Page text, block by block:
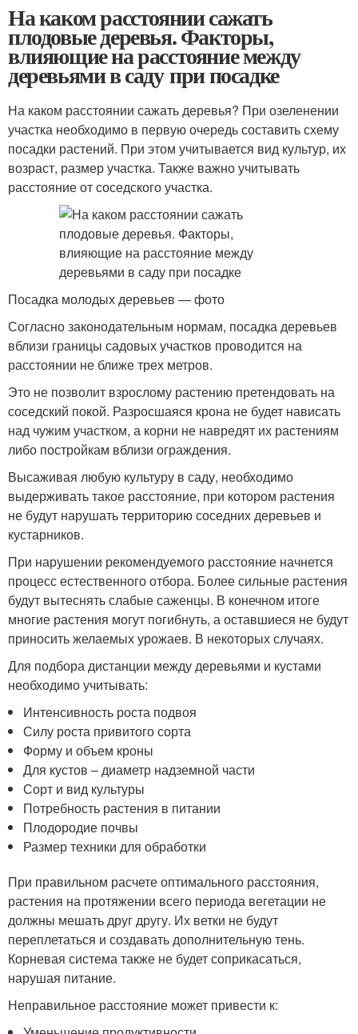
На каком расстоянии сажать
плодовые деревья. Факторы,
влияющие на расстояние между
деревьями в саду при посадке
На каком расстоянии сажать деревья? При озеленении
участка необходимо в первую очередь составить схему
посадки растений. При этом учитывается вид культур, их
возраст, размер участка. Также важно учитывать
расстояние от соседского участка.
Посадка молодых деревьев — фото
Согласно законодательным нормам, посадка деревьев
вблизи границы садовых участков проводится на
расстоянии не ближе трех метров.
Это не позволит взрослому растению претендовать на
соседский покой. Разросшаяся крона не будет нависать
над чужим участком, а корни не навредят их растениям
либо постройкам вблизи ограждения.
Высаживая любую культуру в саду, необходимо
выдерживать такое расстояние, при котором растения
не будут нарушать территорию соседних деревьев и
кустарников.
При нарушении рекомендуемого расстояние начнется
процесс естественного отбора. Более сильные растения
будут вытеснять слабые саженцы. В конечном итоге
многие растения могут погибнуть, а оставшиеся не будут
приносить желаемых урожаев. В некоторых случаях.
Для подбора дистанции между деревьями и кустами
необходимо учитывать:
Интенсивность роста подвоя
Силу роста привитого сорта
Форму и объем кроны
Для кустов – диаметр надземной части
Сорт и вид культуры
Потребность растения в питании
Плодородие почвы
Размер техники для обработки
При правильном расчете оптимального расстояния,
растения на протяжении всего периода вегетации не
должны мешать друг другу. Их ветки не будут
переплетаться и создавать дополнительную тень.
Корневая система также не будет соприкасаться,
нарушая питание.
Неправильное расстояние может привести к: